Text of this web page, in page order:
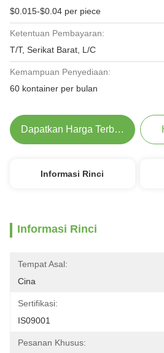
$0.015-$0.04 per piece
Ketentuan Pembayaran:
T/T, Serikat Barat, L/C
Kemampuan Penyediaan:
60 kontainer per bulan
Dapatkan Harga Terbaik
Informasi Rinci
Informasi Rinci
Tempat Asal:
Cina
Sertifikasi:
IS09001
Pesanan Khusus: